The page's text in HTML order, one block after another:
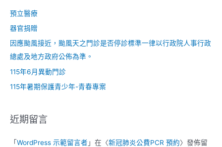
預立醫療
器官捐贈
因應颱風接近，颱風天之門診是否停診標準一律以行政院人事行政
總處及地方政府公佈為準。
115年6月異動門診
115年暑期保護青少年-青春專案
近期留言
「WordPress 示範留言者 」在〈新冠肺炎公費PCR 預約〉發佈留